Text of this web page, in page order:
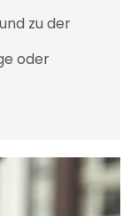
zu der
oder